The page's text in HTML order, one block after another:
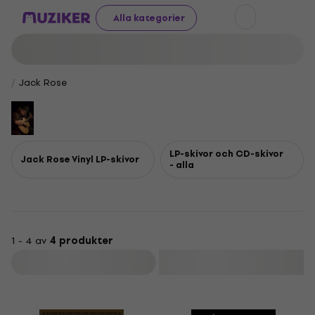
Alla kategorier
Jack Rose
Jack Rose Vinyl LP-skivor LP-skivor och CD-skivor
- alla
1 - 4 av 4 produkter